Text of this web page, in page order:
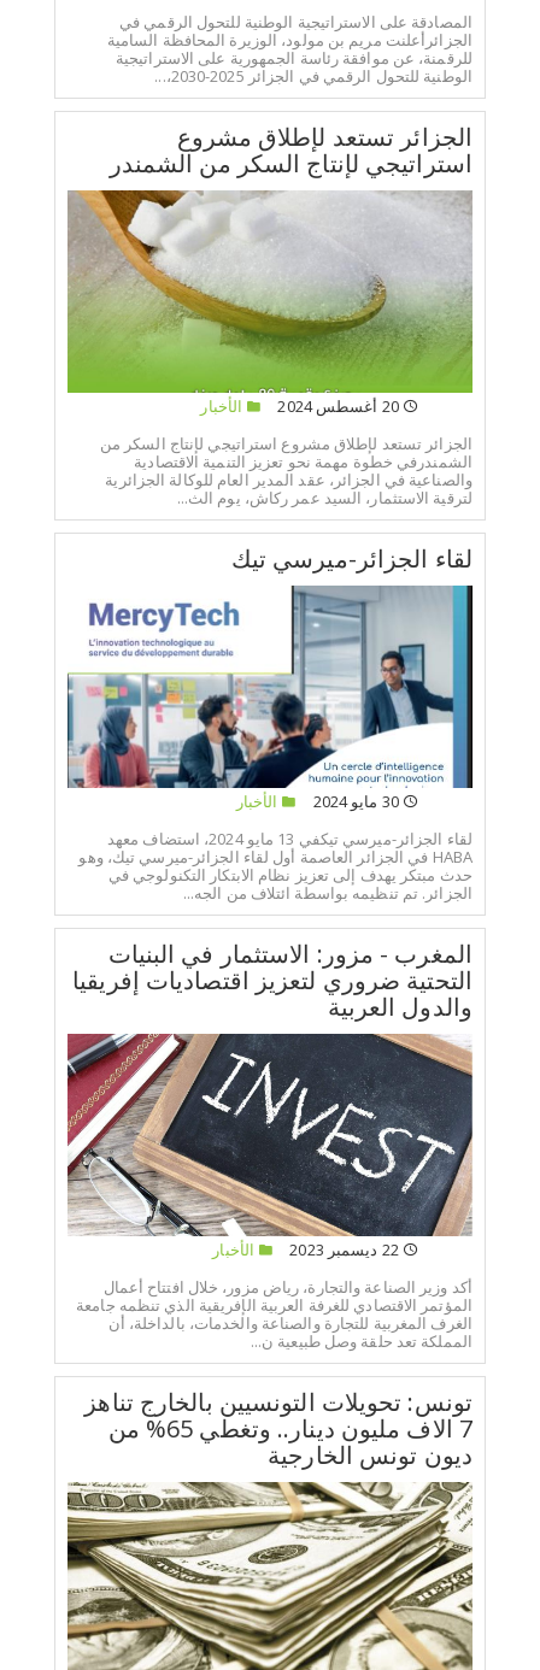
المصادقة على الاستراتيجية الوطنية للتحول الرقمي في
الجزائرأعلنت مريم بن مولود، الوزيرة المحافظة السامية
للرقمنة، عن موافقة رئاسة الجمهورية على الاستراتيجية
الوطنية للتحول الرقمي في الجزائر 2025-2030،...
الجزائر تستعد لإطلاق مشروع
استراتيجي لإنتاج السكر من الشمندر
20 أغسطس 2024
الأخبار
الجزائر تستعد لإطلاق مشروع استراتيجي لإنتاج السكر من
الشمندرفي خطوة مهمة نحو تعزيز التنمية الاقتصادية
والصناعية في الجزائر، عقد المدير العام للوكالة الجزائرية
لترقية الاستثمار، السيد عمر ركاش، يوم الث...
لقاء الجزائر-ميرسي تيك
30 مايو 2024
الأخبار
لقاء الجزائر-ميرسي تيكفي 13 مايو 2024، استضاف معهد
HABA في الجزائر العاصمة أول لقاء الجزائر-ميرسي تيك، وهو
حدث مبتكر يهدف إلى تعزيز نظام الابتكار التكنولوجي في
الجزائر. تم تنظيمه بواسطة ائتلاف من الجه...
المغرب - مزور: الاستثمار في البنيات
التحتية ضروري لتعزيز اقتصاديات إفريقيا
والدول العربية
22 ديسمبر 2023
الأخبار
أكد وزير الصناعة والتجارة، رياض مزور، خلال افتتاح أعمال
المؤتمر الاقتصادي للغرفة العربية الإفريقية الذي تنظمه جامعة
الغرف المغربية للتجارة والصناعة والخدمات، بالداخلة، أن
المملكة تعد حلقة وصل طبيعية ن...
تونس: تحويلات التونسيين بالخارج تناهز
7 الاف مليون دينار.. وتغطي 65% من
ديون تونس الخارجية